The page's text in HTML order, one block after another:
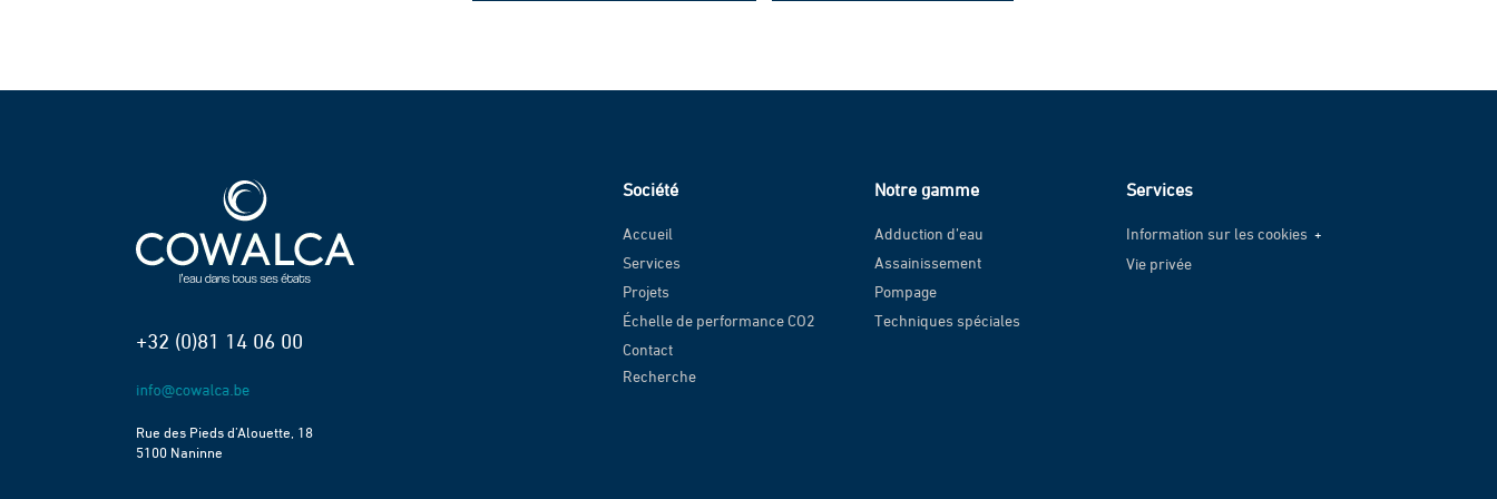
+32 (0)81 14 06 00
Rue des Pieds d’Alouette, 18
5100 Naninne
Société
Accueil
Services
Projets
Échelle de performance CO2
Contact
Recherche
Notre gamme
Adduction d’eau
Assainissement
Pompage
Techniques spéciales
Services
Information sur les cookies
Information sur les cookies
Vie privée